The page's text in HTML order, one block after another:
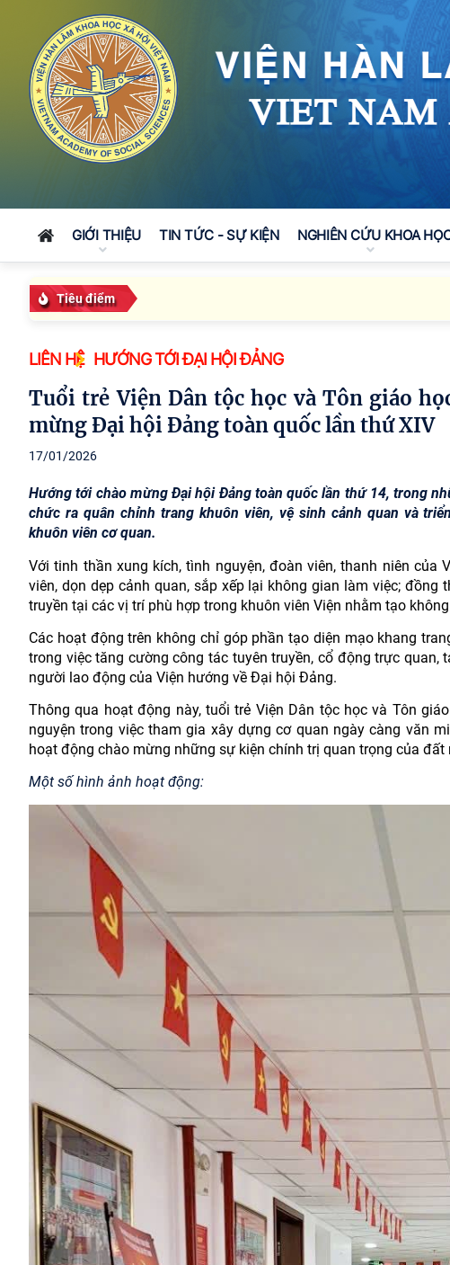
GIỚI THIỆU TIN TỨC - SỰ KIỆN NGHIÊN CỨU KHOA
Tiêu điểm
LIÊN HỆ HƯỚNG TỚI ĐẠI HỘI ĐẢNG
Tuổi trẻ Viện Dân tộc học và Tôn giáo học tích cực chỉnh trang khuôn viên chào
mừng Đại hội Đảng toàn quốc lần thứ XIV
17/01/2026
Hướng tới chào mừng Đại hội Đảng toàn quốc lần thứ 14, trong
chức ra quân chỉnh trang khuôn viên, vệ sinh cảnh quan và
khuôn viên cơ quan.
Với tinh thần xung kích, tình nguyện, đoàn viên, thanh niên
viên, dọn dẹp cảnh quan, sắp xếp lại không gian làm việc; đồng
truyền tại các vị trí phù hợp trong khuôn viên Viện nhằm tạo
Các hoạt động trên không chỉ góp phần tạo diện mạo khang
trong việc tăng cường công tác tuyên truyền, cổ động trực
người lao động của Viện hướng về Đại hội Đảng.
Thông qua hoạt động này, tuổi trẻ Viện Dân tộc học và Tôn
nguyện trong việc tham gia xây dựng cơ quan ngày càng văn
hoạt động chào mừng những sự kiện chính trị quan trọng của đất
Một số hình ảnh hoạt động: